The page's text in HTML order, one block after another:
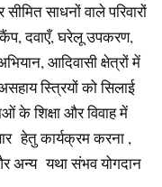
साधनों वाले परिवारों
कैंप, दवाएँ, घरेलू उपकरण,
आदिवासी क्षेत्रों में
स्त्रियों को सिलाई
के शिक्षा और विवाह में
हेतु कार्यक्रम करना ,
अन्य यथा संभव योगदान